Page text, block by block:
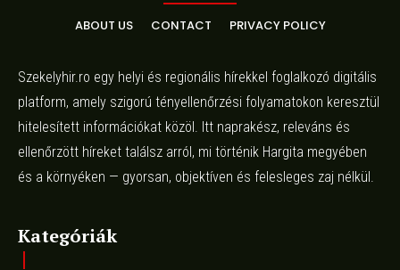
ABOUT US CONTACT PRIVACY POLICY
Szekelyhir.ro egy helyi és regionális hírekkel foglalkozó digitális
platform, amely szigorú tényellenőrzési folyamatokon keresztül
hitelesített információkat közöl. Itt naprakész, releváns és
ellenőrzött híreket találsz arról, mi történik Hargita megyében
és a környéken — gyorsan, objektíven és felesleges zaj nélkül.
Kategóriák